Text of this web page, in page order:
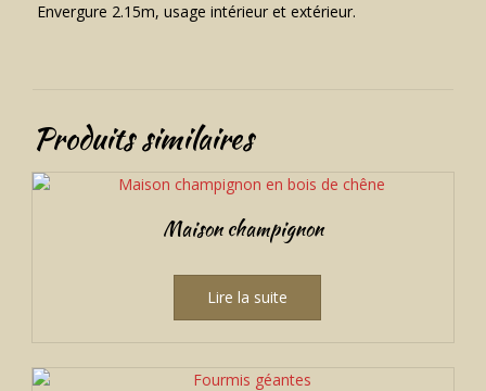
Envergure 2.15m, usage intérieur et extérieur.
Produits similaires
Maison champignon
Lire la suite